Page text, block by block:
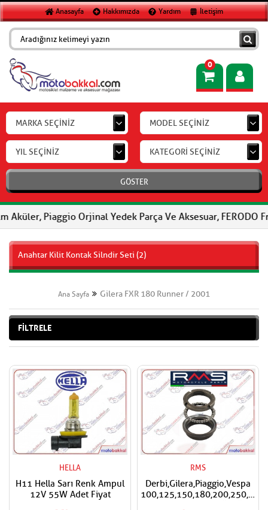
Anasayfa Hakkımızda Yardım İletişim
0
MARKA SEÇİNİZ MODEL SEÇİNİZ
YIL SEÇİNİZ KATEGORİ SEÇİNİZ
GÖSTER
Orjinal Yedek Parça Ve Aksesuar, FERODO Fren
Anahtar Kilit Kontak Silndir Seti (2)
Ana Sayfa Gilera FXR 180 Runner / 2001
FİLTRELE
HELLA
H11 Hella Sarı Renk Ampul
12V 55W Adet Fiyat
RMS
Derbi,Gilera,Piaggio,Vespa